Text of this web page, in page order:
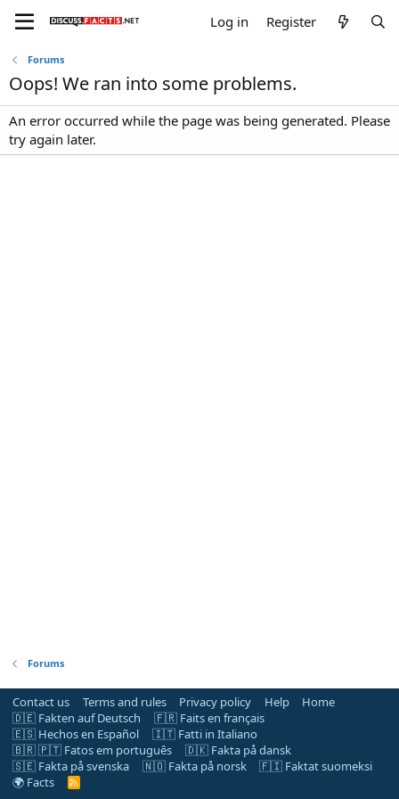
Log in Register
Forums
Oops! We ran into some problems.
An error occurred while the page was being generated. Please
try again later.
Forums
Contact us Terms and rules Privacy policy Help
Home
🇩🇪 Fakten auf Deutsch
🇫🇷 Faits en français
🇪🇸 Hechos en Español
🇮🇹 Fatti in Italiano
🇧🇷 🇵🇹 Fatos em português
🇩🇰 Fakta på dansk
🇸🇪 Fakta på svenska
🇳🇴 Fakta på norsk
🇫🇮 Faktat suomeksi
🌍 Facts
R